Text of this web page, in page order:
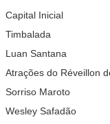
Capital Inicial
Timbalada
Luan Santana
Atrações do Réveillon
Sorriso Maroto
Wesley Safadão